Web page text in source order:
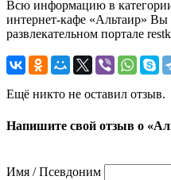
Всю информацию в
интернет-кафе «Альтаир»
развлекательном портале
Ещё никто не оставил отзыв.
Напишите свой отзыв о
Имя / Псевдоним